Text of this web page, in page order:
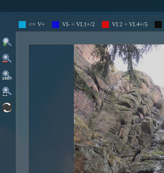
<= V+ VI- ÷ VI.1+/2 VI.2 ÷ VI.4+/5